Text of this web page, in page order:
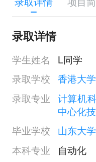
录取详情
学生姓名
L同学
录取学校 香港大学
录取专业 计算机
中心化技
毕业学校
山东大学
本科专业
自动化